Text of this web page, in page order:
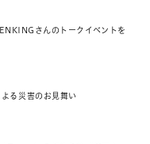
さんのトークイベントを
る災害のお見舞い